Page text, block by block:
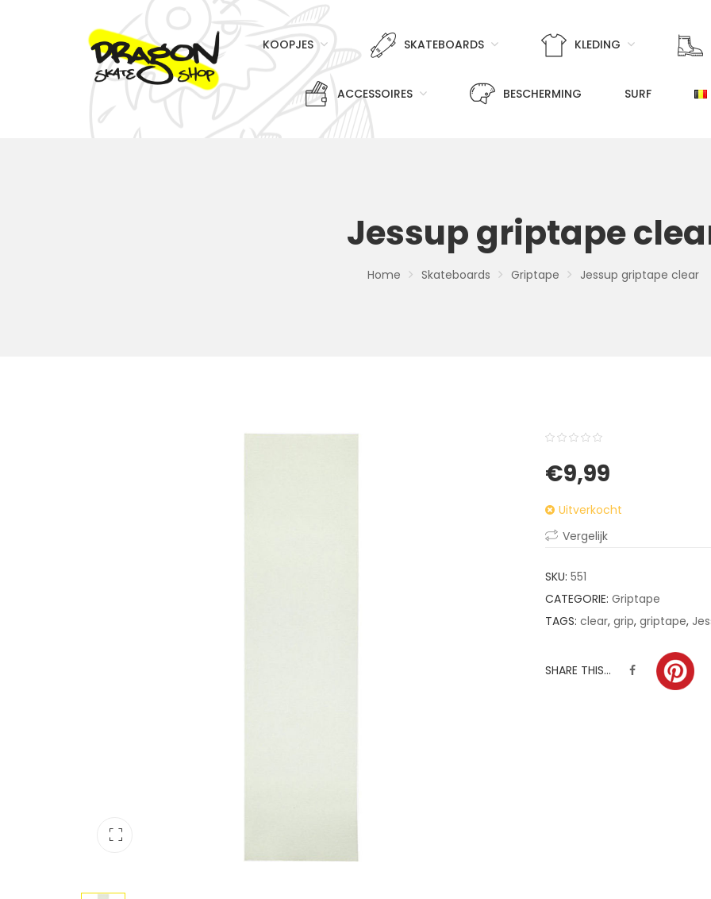
KOOPJES SKATEBOARDS KLEDING
ACCESSOIRES BESCHERMING SURF
Jessup griptape
Home Skateboards Griptape Jessup griptape clear
out
based
on
ratings
€9,99
Uitverkocht
Vergelijk
SKU: 551
CATEGORIE: Griptape
TAGS: clear, grip, griptape,
SHARE THIS...